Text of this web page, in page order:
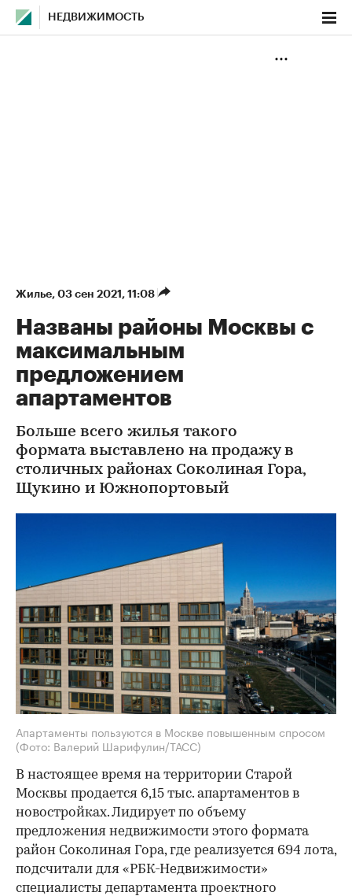
НЕДВИЖИМОСТЬ
Жилье⁠, 03 сен 2021, 11:08
Названы районы Москвы с
максимальным
предложением
апартаментов
Больше всего жилья такого
формата выставлено на продажу в
столичных районах Соколиная Гора,
Щукино и Южнопортовый
Апартаменты пользуются в Москве повышенным спросом
(Фото: Валерий Шарифулин/ТАСС)
В настоящее время на территории Старой
Москвы продается 6,15 тыс. апартаментов в
новостройках. Лидирует по объему
предложения недвижимости этого формата
район Соколиная Гора, где реализуется 694 лота,
подсчитали для «РБК-Недвижимости»
специалисты департамента проектного